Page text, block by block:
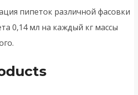
пипеток различной фасовки
0,14 мл на каждый кг массы